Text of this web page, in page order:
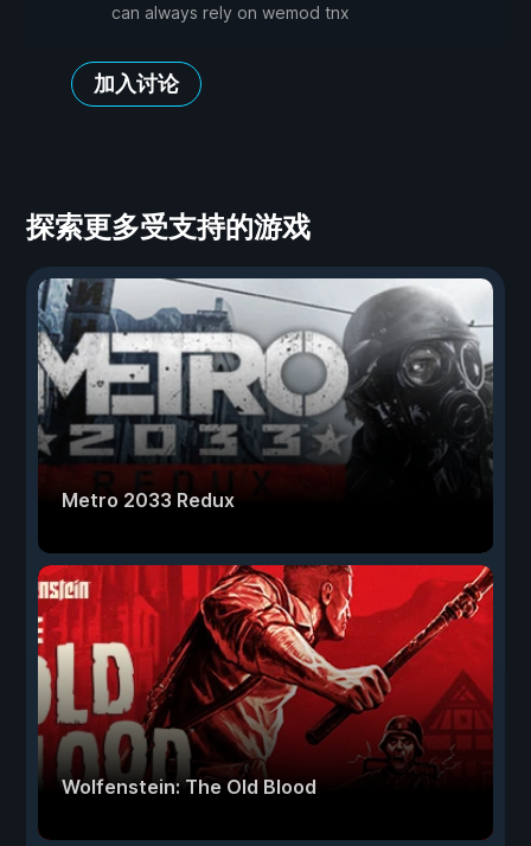
can always rely on wemod tnx
加入讨论
探索更多受支持的游戏
Metro 2033 Redux
Wolfenstein: The Old Blood